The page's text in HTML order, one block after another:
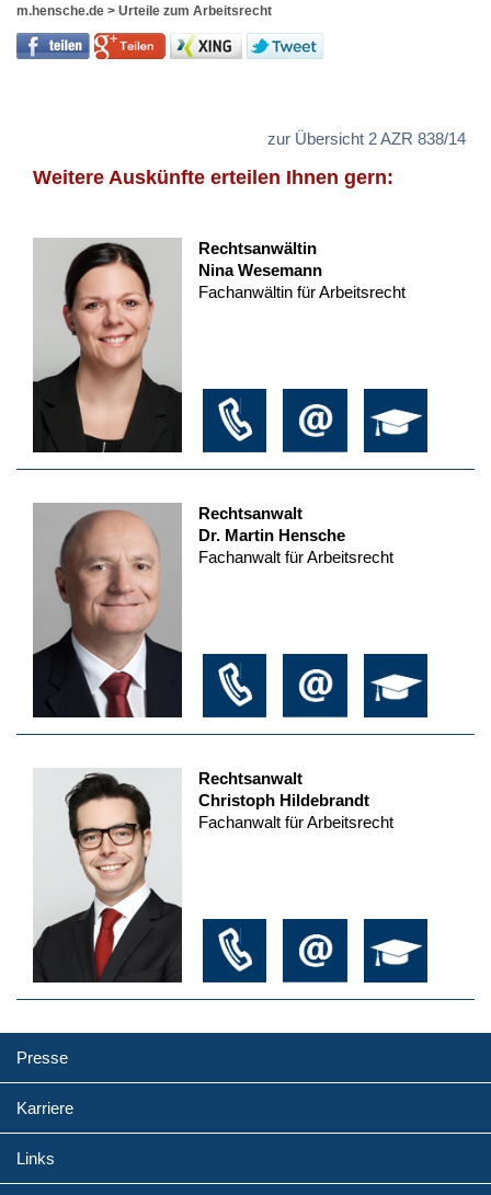
m.hensche.de > Urteile zum Arbeitsrecht
zur Übersicht 2 AZR 838/14
Weitere Auskünfte erteilen Ihnen gern:
Rechtsanwältin
Nina Wesemann
Fachanwältin für Arbeitsrecht
Rechtsanwalt
Dr. Martin Hensche
Fachanwalt für Arbeitsrecht
Rechtsanwalt
Christoph Hildebrandt
Fachanwalt für Arbeitsrecht
Presse
Karriere
Links